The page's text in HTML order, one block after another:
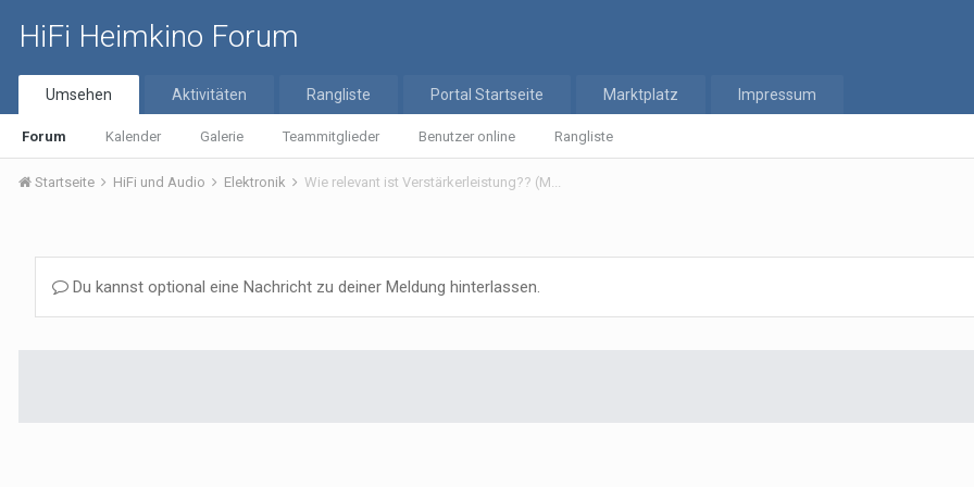
HiFi Heimkino Forum
Umsehen
Forum Kalender Galerie Teammitglieder Benutzer online Rangliste
Aktivitäten Rangliste Portal Startseite Marktplatz Impressum
Startseite HiFi und Audio Elektronik Wie relevant ist Verstärkerleistung?? (M...
Du kannst optional eine Nachricht zu deiner Meldung hinterlassen.